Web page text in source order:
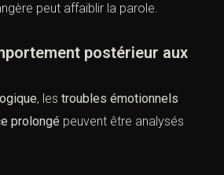
peut affaiblir la parole.
postérieur aux
, les troubles émotionnels
prolongé peuvent être analysés